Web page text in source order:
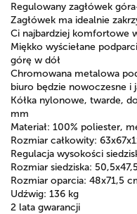
Regulowany zagłówek
Zagłówek ma idealnie
Ci najbardziej komfortowe
Miękko wyściełane
górę w dół
Chromowana metalowa
biuro będzie nowoczesne i
Kółka nylonowe, twarde,
mm
Materiał: 100% poliester,
Rozmiar całkowity:
Regulacja wysokości
Rozmiar siedziska:
Rozmiar oparcia: 48x71,5
Udźwig: 136 kg
2 lata gwarancji